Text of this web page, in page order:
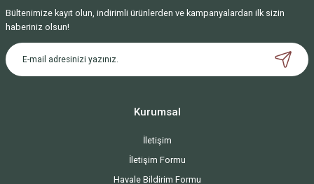
Bültenimize kayıt olun, indirimli ürünlerden ve kampanyalardan ilk sizin
haberiniz olsun!
Kurumsal
İletişim
İletişim Formu
Havale Bildirim Formu